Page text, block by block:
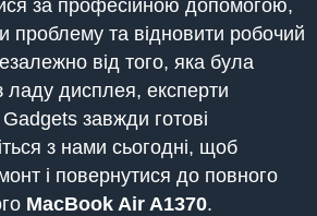
за професійною допомогою,
проблему та відновити робочий
від того, яка була
ладу дисплея, експерти
завжди готові
з нами сьогодні, щоб
і повернутися до повного
MacBook Air A1370.